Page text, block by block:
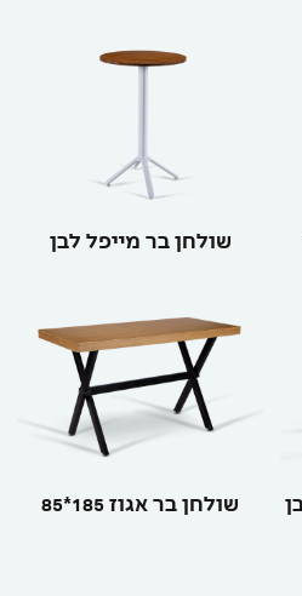
שולחן בר מייפל לבן
שולחן בר אגוז 185*85